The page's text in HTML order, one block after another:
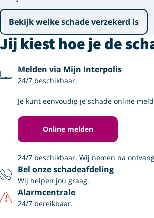
Bekijk welke schade verzekerd is
Jij kiest hoe je de
Melden via Mijn Interpolis
24/7 beschikbaar.
Je kunt eenvoudig je schade online
Online melden
24/7 beschikbaar. Wij nemen na
Bel onze schadeafdeling
Wij helpen jou graag.
Alarmcentrale
24/7 bereikbaar.